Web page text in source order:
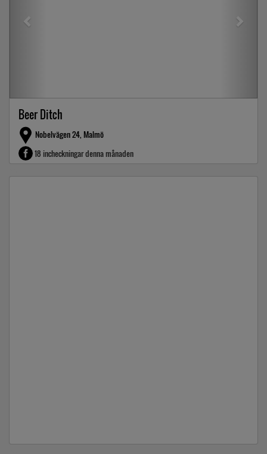
Beer Ditch
Nobelvägen 24, Malmö
18 incheckningar denna månaden